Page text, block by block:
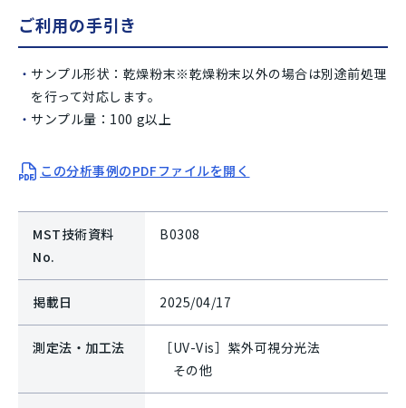
ご利用の手引き
サンプル形状：乾燥粉末※乾燥粉末以外の場合は別途前処理
を行って対応します。
サンプル量：100 g以上
この分析事例のPDFファイルを開く
MST技術資料
No.
B0308
掲載日 2025/04/17
測定法・加工法
［UV-Vis］紫外可視分光法
その他